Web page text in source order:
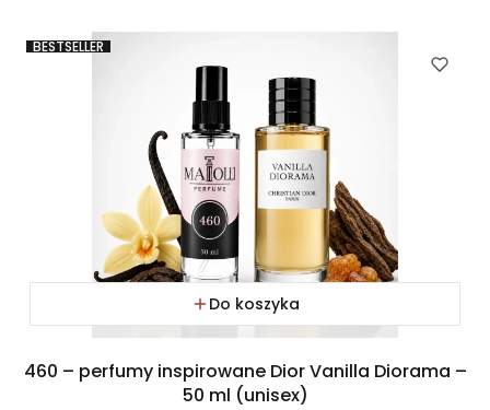
BESTSELLER
Do koszyka
460 – perfumy inspirowane Dior Vanilla Diorama –
50 ml (unisex)